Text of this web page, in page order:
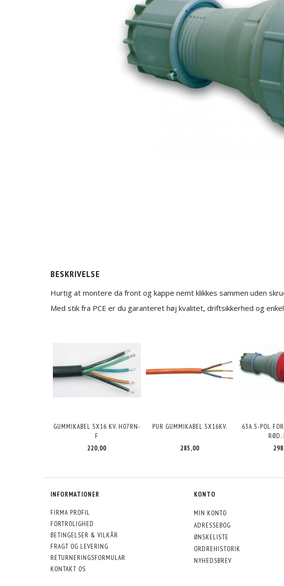
BESKRIVELSE
Hurtig at montere da front og kappe nemt klikkes sammen uden
Med stik fra PCE er du garanteret høj kvalitet, driftsikkerhed og
GUMMIKABEL 5X16 KV. H07RN-
F
220,00
PUR GUMMIKABEL 5X16KV.
285,00
63A 5-POL
RØD.
INFORMATIONER
FIRMA PROFIL
FORTROLIGHED
BETINGELSER & VILKÅR
FRAGT OG LEVERING
RETURNERINGSFORMULAR
KONTAKT OS
KONTO
MIN KONTO
ADRESSEBOG
ØNSKELISTE
ORDREHISTORIK
NYHEDSBREV